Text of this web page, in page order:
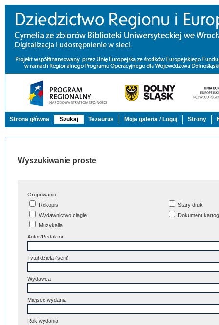
Strona główna Szukaj Tezaurus Moja galeria / Loguj Strony
Wyszukiwanie proste
Grupowanie
Rękopis
Stary druk
Wydawnictwo ciągłe
Dokument
Muzykalia
Autor/Redaktor
Tytuł dzieła (serii)
Wydawca
Miejsce wydania
Rok wydania